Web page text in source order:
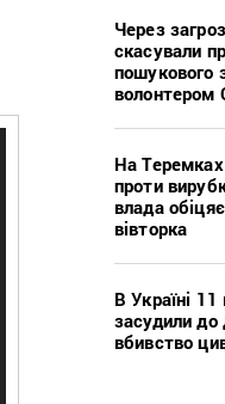
Через
скасували
пошукового
волонтером
На
проти
влада
вівторка
В Україні
засудили до
вбивство